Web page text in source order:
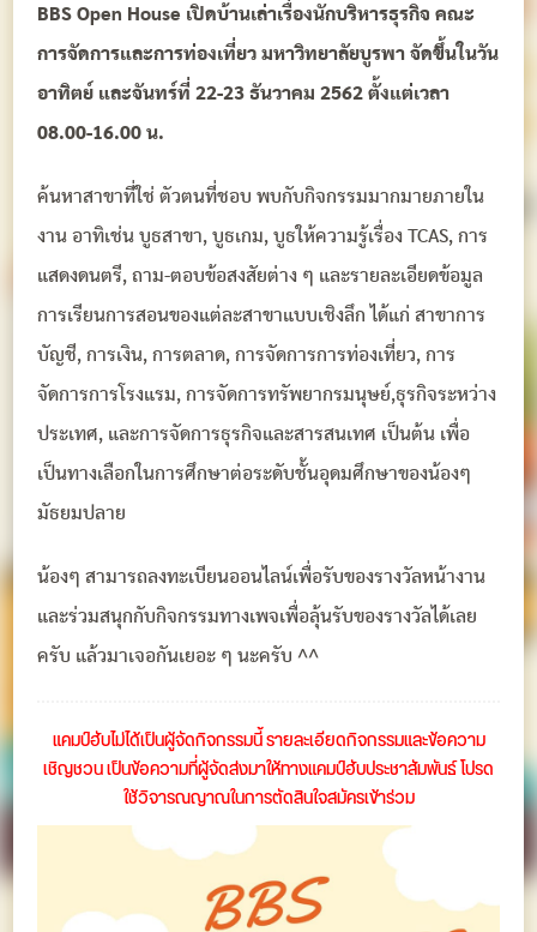
BBS Open House เปิดบ้านเล่าเรื่องนักบริหารธุรกิจ คณะ
การจัดการและการท่องเที่ยว มหาวิทยาลัยบูรพา จัดขึ้นในวัน
อาทิตย์ และจันทร์ที่ 22-23 ธันวาคม 2562 ตั้งแต่เวลา
08.00-16.00 น.
ค้นหาสาขาที่ใช่ ตัวตนที่ชอบ พบกับกิจกรรมมากมายภายใน
งาน อาทิเช่น บูธสาขา, บูธเกม, บูธให้ความรู้เรื่อง TCAS, การ
แสดงดนตรี, ถาม-ตอบข้อสงสัยต่าง ๆ และรายละเอียดข้อมูล
การเรียนการสอนของแต่ละสาขาแบบเชิงลึก ได้แก่ สาขาการ
บัญชี, การเงิน, การตลาด, การจัดการการท่องเที่ยว, การ
จัดการการโรงแรม, การจัดการทรัพยากรมนุษย์,ธุรกิจระหว่าง
ประเทศ, และการจัดการธุรกิจและสารสนเทศ เป็นต้น เพื่อ
เป็นทางเลือกในการศึกษาต่อระดับชั้นอุดมศึกษาของน้องๆ
มัธยมปลาย
น้องๆ สามารถลงทะเบียนออนไลน์เพื่อรับของรางวัลหน้างาน
และร่วมสนุกกับกิจกรรมทางเพจเพื่อลุ้นรับของรางวัลได้เลย
ครับ แล้วมาเจอกันเยอะ ๆ นะครับ ^^
แคมป์ฮับไม่ได้เป็นผู้จัดกิจกรรมนี้ รายละเอียดกิจกรรมและข้อความ
เชิญชวน เป็นข้อความที่ผู้จัดส่งมาให้ทางแคมป์ฮับประชาสัมพันธ์ โปรด
ใช้วิจารณญาณในการตัดสินใจสมัครเข้าร่วม